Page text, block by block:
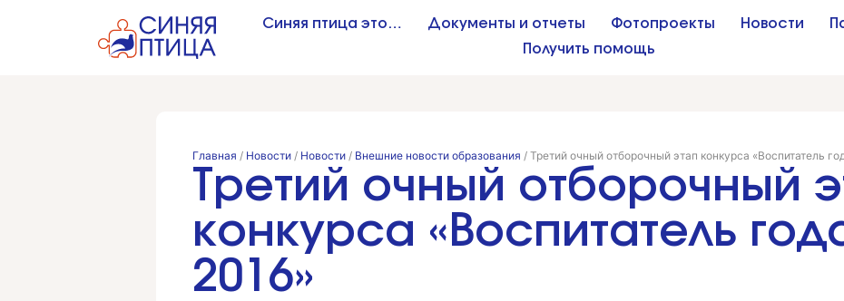
Синяя птица это… Документы и отчеты Фотопроекты Новости
Получить помощь
Главная / Новости / Новости / Внешние новости образования / Третий очный отборочный этап конкурса «Воспитатель
Третий очный отборочный
конкурса «Воспитатель
2016»